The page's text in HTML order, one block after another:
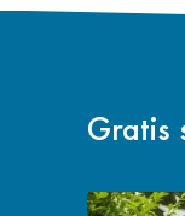
Gratis